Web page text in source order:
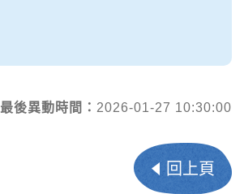
最後異動時間： 2026-01-27 10:30:00
回上頁